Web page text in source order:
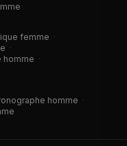
femme ·
·
homme ·
homme ·